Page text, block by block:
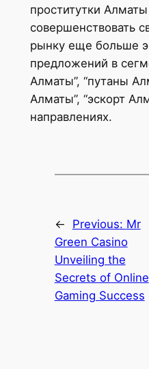
проститутки
совершенствовать
рынку еще больше
предложений в
Алматы”, “путаны
Алматы”, “эскорт
направлениях.
← Previous: Mr
Green Casino
Unveiling the
Secrets of Online
Gaming Success